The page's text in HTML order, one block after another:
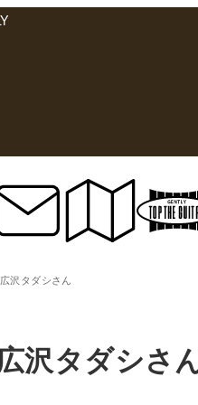
広沢タダシさん
沢タダシさ